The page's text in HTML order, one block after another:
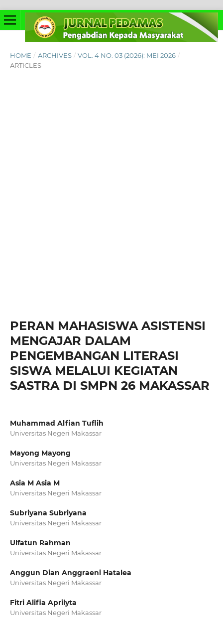
HOME / ARCHIVES / VOL. 4 NO. 03 (2026): MEI 2026 /
ARTICLES
PERAN MAHASISWA ASISTENSI
MENGAJAR DALAM
PENGEMBANGAN LITERASI
SISWA MELALUI KEGIATAN
SASTRA DI SMPN 26 MAKASSAR
Muhammad Alfian Tuflih
Universitas Negeri Makassar
Mayong Mayong
Universitas Negeri Makassar
Asia M Asia M
Universitas Negeri Makassar
Subriyana Subriyana
Universitas Negeri Makassar
Ulfatun Rahman
Universitas Negeri Makassar
Anggun Dian Anggraeni Hatalea
Universitas Negeri Makassar
Fitri Alifia Aprilyta
Universitas Negeri Makassar